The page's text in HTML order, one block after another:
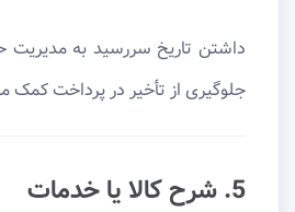
داشتن تاریخ سررسید به مدیریت
جلوگیری از تأخیر در پرداخت کمک
5. شرح کالا یا خدمات